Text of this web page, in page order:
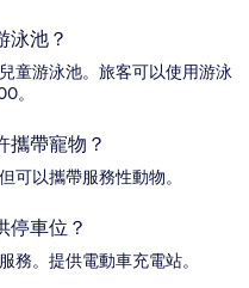
泳池？
童游泳池。旅客可以使用游泳
。
攜帶寵物？
可以攜帶服務性動物。
停車位？
務。提供電動車充電站。